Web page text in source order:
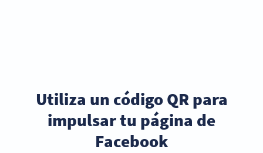
Utiliza un código QR para
impulsar tu página de
Facebook